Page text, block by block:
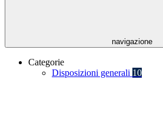
navigazione
Categorie
Disposizioni generali 10